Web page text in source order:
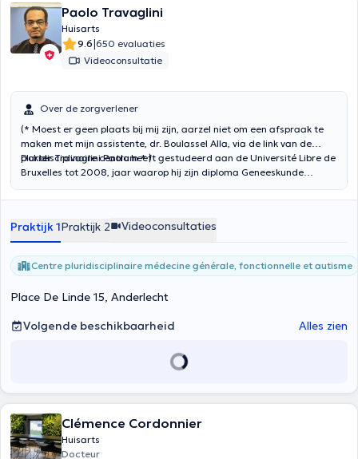
Paolo Travaglini
Huisarts
9.6|650 evaluaties
Videoconsultatie
Over de zorgverlener
(* Moest er geen plaats bij mij zijn, aarzel niet om een afspraak te
maken met mijn assistente, dr. Boulassel Alla, via de link van de
pluridisciplinaire centrum * )
Dokter Travaglini Paolo heeft gestudeerd aan de Université Libre de
Bruxelles tot 2008, jaar waarop hij zijn diploma Geneeskunde
Huisartsgeneeskunde, behaald in 2011, waarvoor hij in Hoge Beuken
Esseghem gewerkt heeft. Tijdens zijn professioneel parkoer heeft hij
zich gespecialiseerd in functionele geneeskun en nutritie. Teneinde
zijn kennis uit te breiden heeft hij meerdere onderzoeken verricht en
deelgenomen aan internationale conferenties. Hij kan u ontvangen
functionele oppuntstellingen om zo u een globale oplossing voor te
Praktijk 1Praktijk 2 Videoconsultaties
Centre pluridisciplinaire médecine générale, fonctionnelle et autisme
Place De Linde 15, Anderlecht
Volgende beschikbaarheid
Alles zien
Clémence Cordonnier
Huisarts
Docteur